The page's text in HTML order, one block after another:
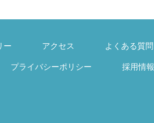
ー アクセス よくある質問
プライバシーポリシー 採用情報